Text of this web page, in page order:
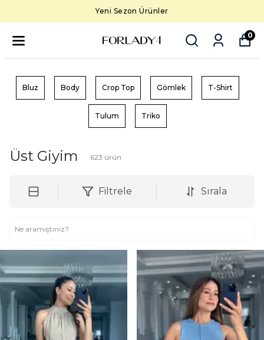
5000 TL üzeri ücretsiz kargo
0
Bluz Body Crop Top Gömlek T-Shirt
Tulum Triko
Üst Giyim 623 ürün
Filtrele Sırala